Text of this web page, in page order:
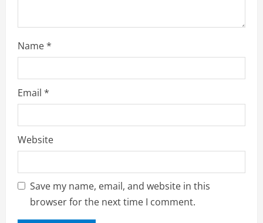
Name*
Email *
Website
Save my name, email, and website in this
browser for the next time I comment.